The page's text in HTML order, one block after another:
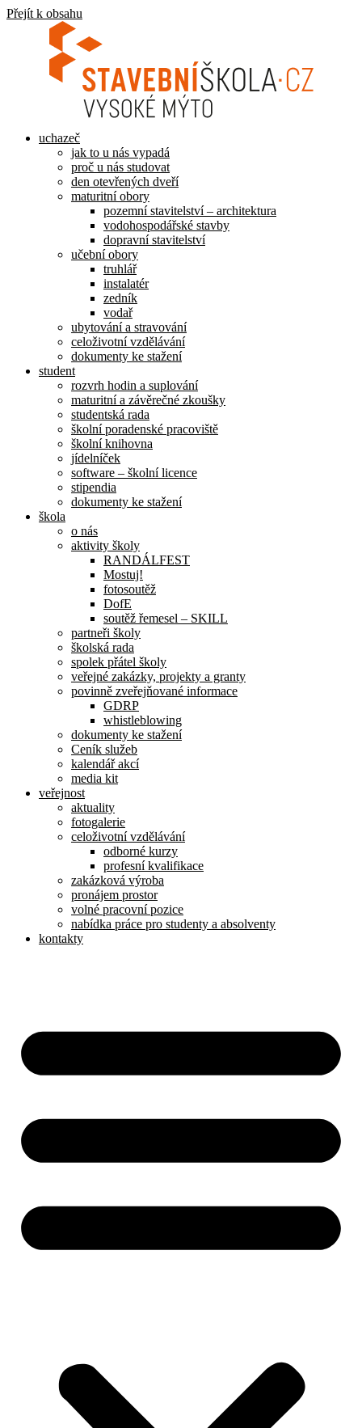
Přejít k obsahu
uchazeč
jak to u nás vypadá
proč u nás studovat
den otevřených dveří
maturitní obory
pozemní stavitelství – architektura
vodohospodářské stavby
dopravní stavitelství
učební obory
truhlář
instalatér
zedník
vodař
ubytování a stravování
celoživotní vzdělávání
dokumenty ke stažení
student
rozvrh hodin a suplování
maturitní a závěrečné zkoušky
studentská rada
školní poradenské pracoviště
školní knihovna
jídelníček
software – školní licence
stipendia
dokumenty ke stažení
škola
o nás
aktivity školy
RANDÁLFEST
Mostuj!
fotosoutěž
DofE
soutěž řemesel – SKILL
partneři školy
školská rada
spolek přátel školy
veřejné zakázky, projekty a granty
povinně zveřejňované informace
GDRP
whistleblowing
dokumenty ke stažení
Ceník služeb
kalendář akcí
media kit
veřejnost
aktuality
fotogalerie
celoživotní vzdělávání
odborné kurzy
profesní kvalifikace
zakázková výroba
pronájem prostor
volné pracovní pozice
nabídka práce pro studenty a absolventy
kontakty